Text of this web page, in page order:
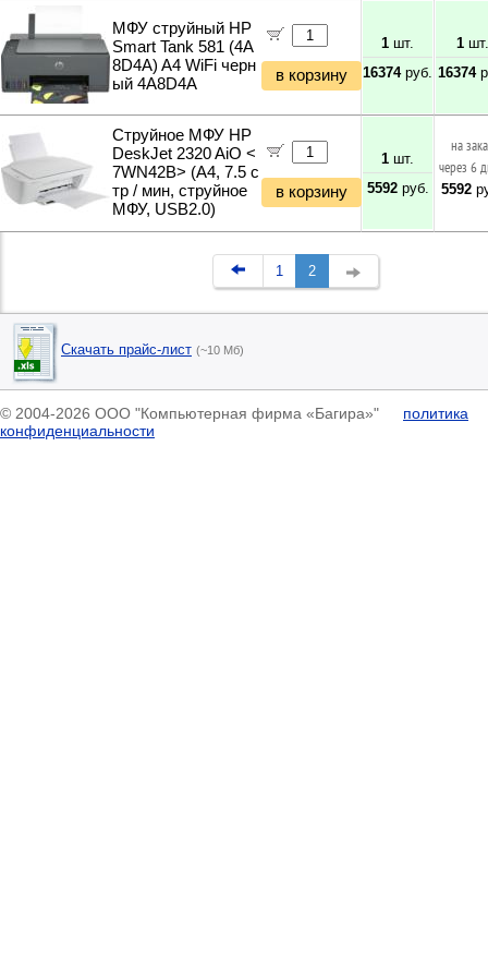
МФУ струйный HP
Smart Tank 581 (4A
8D4A) A4 WiFi черн
ый 4A8D4A
в корзину
1 шт.
16374руб.
1шт.
16374
Струйное МФУ HP
DeskJet 2320 AiO <
7WN42B> (A4, 7.5 с
тр / мин, струйное
МФУ, USB2.0)
в корзину
1 шт.
5592руб.
на
через 6
5592
1 2
Скачать прайс-лист (~10 Мб)
© 2004-2026 ООО "Компьютерная фирма «Багира»" политика
конфиденциальности